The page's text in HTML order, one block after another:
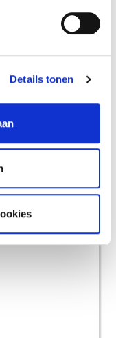
Details tonen